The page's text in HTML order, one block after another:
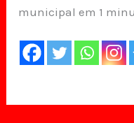
municipal em 1